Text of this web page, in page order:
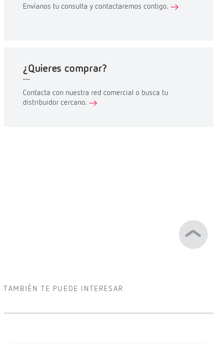
Envíanos tu consulta y contactaremos contigo.
¿Quieres comprar?
Contacta con nuestra red comercial o busca tu
distribuidor cercano.
TAMBIÉN TE PUEDE INTERESAR